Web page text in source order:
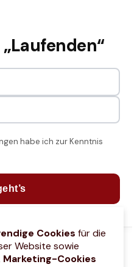
habe ich zur Kenntnis
Cookies für die
Website sowie
Cookies